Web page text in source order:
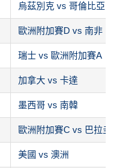
烏茲別克 vs 哥倫比亞
歐洲附加賽D vs 南非
瑞士 vs 歐洲附加賽A
加拿大 vs 卡達
墨西哥 vs 南韓
歐洲附加賽C vs 巴拉圭
美國 vs 澳洲